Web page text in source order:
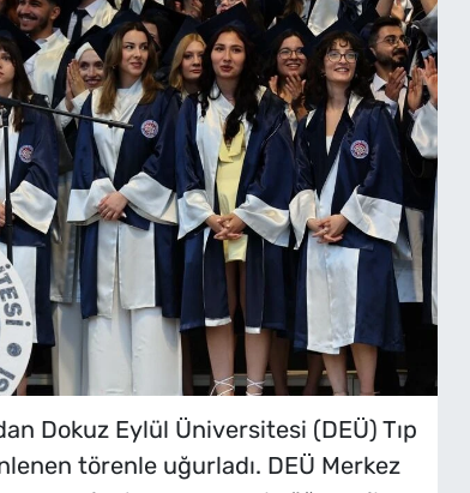
Dokuz Eylül Üniversitesi (DEÜ) Tıp
törenle uğurladı. DEÜ Merkez